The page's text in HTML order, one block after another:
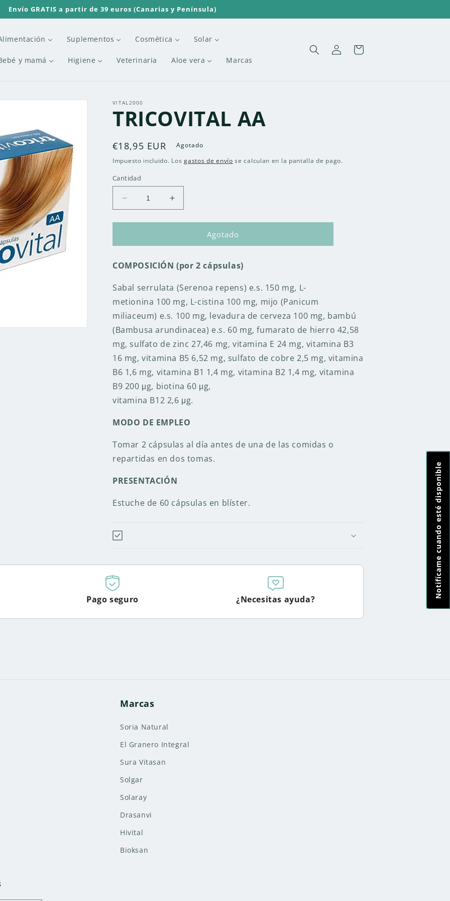
Envío GRATIS a partir de 39 euros (Canarias y Península)
Suplementos Cosmética Solar
y mamá Higiene Veterinaria Aloe vera Marcas
Iniciar
sesión
Carrito
VITAL2000
TRICOVITAL AA
Precio
habitual
€18,95 EUR
Agotado
Impuesto incluido. Losgastos de envío se calculan en la pantalla de pago.
Cantidad
Reducir
cantidad
para
AA
Aumentar
cantidad
para
TRICOVITAL
AA
Agotado
COMPOSICIÓN (por 2 cápsulas)
Sabal serrulata (Serenoa repens) e.s. 150 mg, L-
metionina 100 mg, L-cistina 100 mg, mijo (Panicum
miliaceum) e.s. 100 mg, levadura de cerveza 100 mg, bambú
(Bambusa arundinacea) e.s. 60 mg, fumarato de hierro 42,58
mg, sulfato de zinc 27,46 mg, vitamina E 24 mg, vitamina B3
16 mg, vitamina B5 6,52 mg, sulfato de cobre 2,5 mg, vitamina
B6 1,6 mg, vitamina B1 1,4 mg, vitamina B2 1,4 mg, vitamina
B9 200 μg, biotina 60 μg,
vitamina B12 2,6 μg.
MODO DE EMPLEO
Tomar 2 cápsulas al día antes de una de las comidas o
repartidas en dos tomas.
PRESENTACIÓN
Estuche de 60 cápsulas en blíster.
Pago seguro ¿Necesitas ayuda?
Marcas
Soria Natural
El Granero Integral
Sura Vitasan
Solgar
Solaray
Drasanvi
Hivital
Bioksan
Notifícame cuando esté disponible